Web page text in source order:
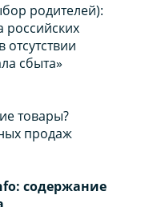
родителей):
российских
отсутствии
сбыта»
товары?
продаж
содержание